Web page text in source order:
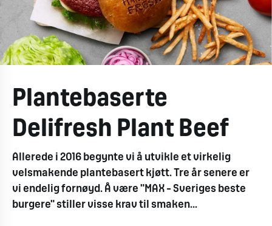
Plantebaserte
Delifresh Plant Beef
Allerede i 2016 begynte vi å utvikle et virkelig
velsmakende plantebasert kjøtt. Tre år senere er
vi endelig fornøyd. Å være "MAX – Sveriges beste
burgere" stiller visse krav til smaken...